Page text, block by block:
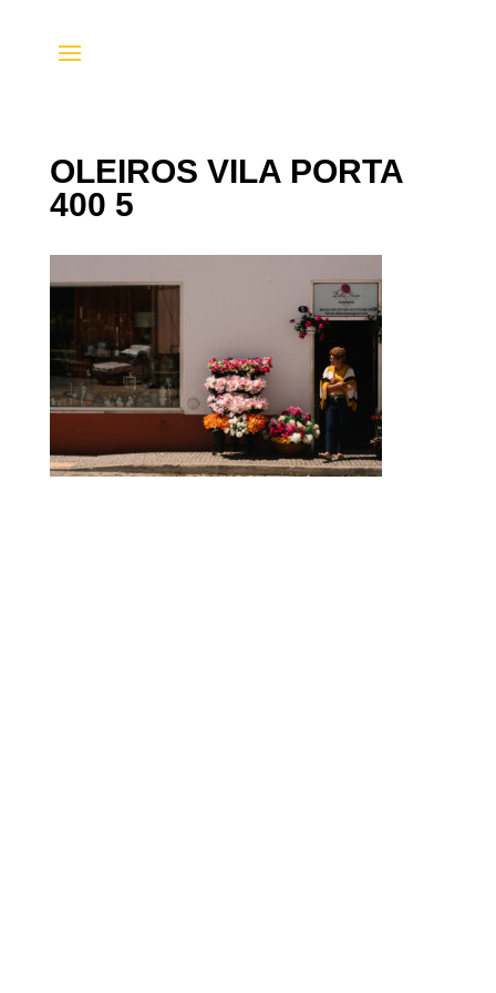
OLEIROS VILA PORTA
400 5